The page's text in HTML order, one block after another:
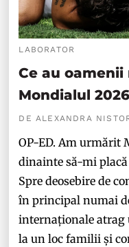
LABORATOR
Ce au
Mondialul 2026
DE ALEXANDRA
OP-ED. Am urmărit
dinainte să-mi
Spre deosebire de
în principal numai
internaționale atrag
la un loc familii și